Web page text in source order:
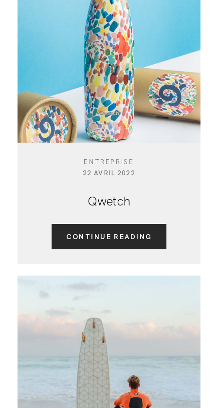
ENTREPRISE
22 AVRIL 2022
Qwetch
CONTINUE READING